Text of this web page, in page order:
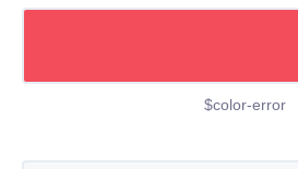
$color-error